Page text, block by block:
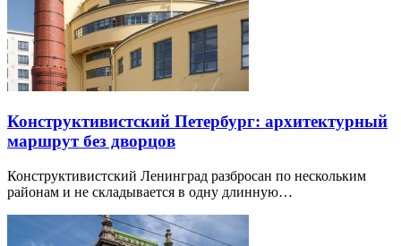
Конструктивистский Петербург: архитектурный
маршрут без дворцов
Конструктивистский Ленинград разбросан по нескольким
районам и не складывается в одну длинную…